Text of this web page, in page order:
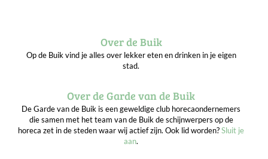
Over de Buik
Op de Buik vind je alles over lekker eten en drinken in je eigen
stad.
Over de Garde van de Buik
De Garde van de Buik is een geweldige club horecaondernemers
die samen met het team van de Buik de schijnwerpers op de
horeca zet in de steden waar wij actief zijn. Ook lid worden?Sluit je
aan.